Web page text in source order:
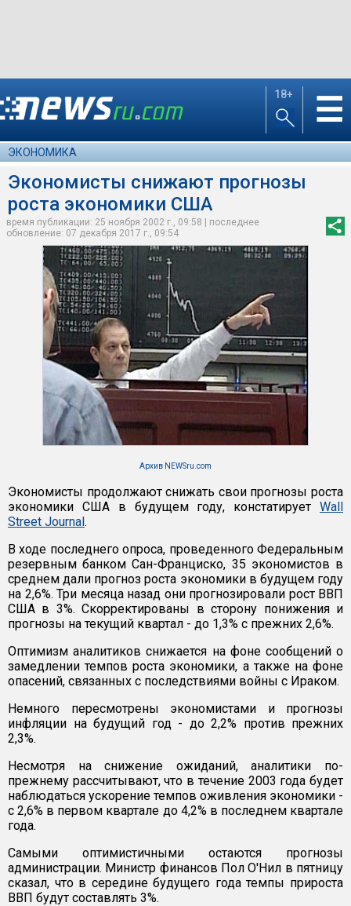
18+ ☰
ЭКОНОМИКА
Экономисты снижают прогнозы
роста экономики США
время публикации: 25 ноября 2002 г., 09:58 | последнее
обновление: 07 декабря 2017 г., 09:54
Архив NEWSru.com
Экономисты продолжают снижать свои прогнозы роста
экономики США в будущем году, констатирует Wall
Street Journal.
В ходе последнего опроса, проведенного Федеральным
резервным банком Сан-Франциско, 35 экономистов в
среднем дали прогноз роста экономики в будущем году
на 2,6%. Три месяца назад они прогнозировали рост ВВП
США в 3%. Скорректированы в сторону понижения и
прогнозы на текущий квартал - до 1,3% с прежних 2,6%.
Оптимизм аналитиков снижается на фоне сообщений о
замедлении темпов роста экономики, а также на фоне
опасений, связанных с последствиями войны с Ираком.
Немного пересмотрены экономистами и прогнозы
инфляции на будущий год - до 2,2% против прежних
2,3%.
Несмотря на снижение ожиданий, аналитики по-
прежнему рассчитывают, что в течение 2003 года будет
наблюдаться ускорение темпов оживления экономики -
с 2,6% в первом квартале до 4,2% в последнем квартале
года.
Самыми оптимистичными остаются прогнозы
администрации. Министр финансов Пол О'Нил в пятницу
сказал, что в середине будущего года темпы прироста
ВВП будут составлять 3%.